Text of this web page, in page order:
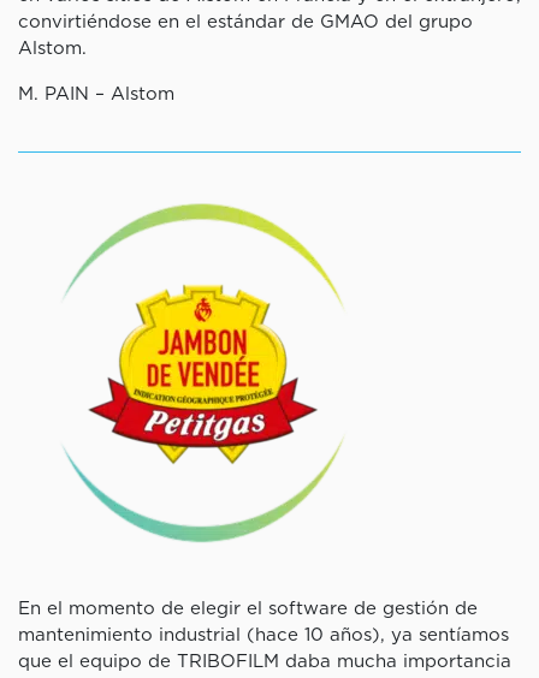
convirtiéndose en el estándar de GMAO del grupo
Alstom.
M. PAIN – Alstom
En el momento de elegir el software de gestión de
mantenimiento industrial (hace 10 años), ya sentíamos
que el equipo de TRIBOFILM daba mucha importancia